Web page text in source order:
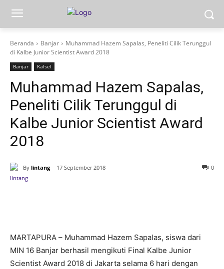
Beranda Banjar
Muhammad Hazem Sapalas, Peneliti Cilik Terunggul
di Kalbe Junior Scientist Award 2018
Banjar Kalsel
Muhammad Hazem Sapalas,
Peneliti Cilik Terunggul di
Kalbe Junior Scientist Award
2018
By lintang 17 September 2018 0
MARTAPURA – Muhammad Hazem Sapalas, siswa dari
MIN 16 Banjar berhasil mengikuti Final Kalbe Junior
Scientist Award 2018 di Jakarta selama 6 hari dengan